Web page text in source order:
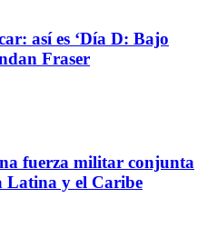
así es ‘Día D: Bajo
Fraser
fuerza militar conjunta
Latina y el Caribe